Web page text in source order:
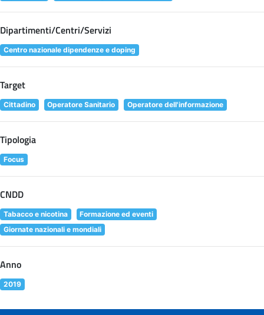
Dipartimenti/Centri/Servizi
Centro nazionale dipendenze e doping
Target
Cittadino Operatore Sanitario Operatore dell'informazione
Tipologia
Focus
CNDD
Tabacco e nicotina
Formazione ed eventi
Giornate nazionali e mondiali
Anno
2019